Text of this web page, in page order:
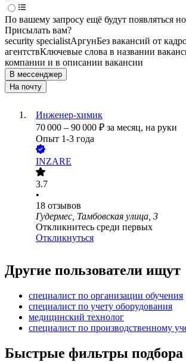
По вашему запросу ещё будут появляться
Присылать вам?
security specialistАргунБез вакансий от
агентствКлючевые слова в названии
компании и в описании вакансии
В мессенджер
На почту
Инженер-химик
70 000 – 90 000 ₽ за месяц, на руки
Опыт 1-3 года
INZARE
3.7
•
18 отзывов
Гудермес, Тамбовская улица, 3
Откликнитесь среди первых
Откликнуться
Другие пользователи ищут
специалист по организации обучения
специалист по учету оборудования
медицинский технолог
специалист по производственному
Быстрые фильтры подбора